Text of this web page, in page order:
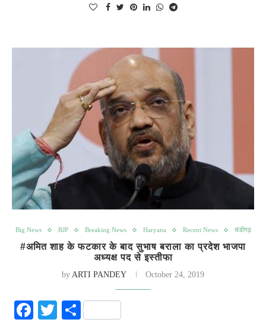
Big News BJP Breaking News Haryana Recent News चंडीगढ़
#अमित शाह के फटकार के बाद सुभाष बराला का प्रदेश भाजपा
अध्यक्ष पद से इस्तीफा
by ARTI PANDEY October 24, 2019
Facebook
Twitter
Share